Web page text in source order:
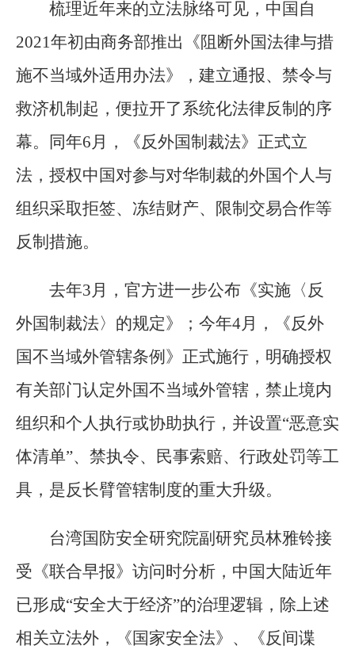
梳理近年来的立法脉络可见，中国自
2021年初由商务部推出《阻断外国法律与措
施不当域外适用办法》，建立通报、禁令与
救济机制起，便拉开了系统化法律反制的序
幕。同年6月，《反外国制裁法》正式立
法，授权中国对参与对华制裁的外国个人与
组织采取拒签、冻结财产、限制交易合作等
反制措施。
去年3月，官方进一步公布《实施〈反
外国制裁法〉的规定》；今年4月，《反外
国不当域外管辖条例》正式施行，明确授权
有关部门认定外国不当域外管辖，禁止境内
组织和个人执行或协助执行，并设置“恶意实
体清单”、禁执令、民事索赔、行政处罚等工
具，是反长臂管辖制度的重大升级。
台湾国防安全研究院副研究员林雅铃接
受《联合早报》访问时分析，中国大陆近年
已形成“安全大于经济”的治理逻辑，除上述
相关立法外，《国家安全法》、《反间谍